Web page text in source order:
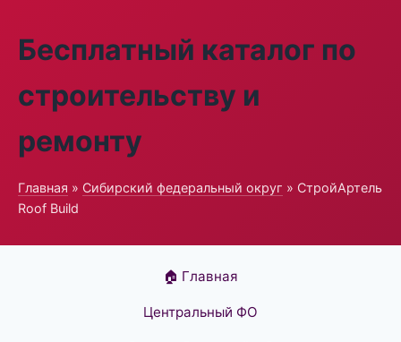
Бесплатный каталог по
строительству и
ремонту
Главная » Сибирский федеральный округ » СтройАртель
Roof Build
🏠 Главная
Центральный ФО